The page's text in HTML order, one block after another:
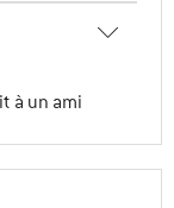
à un ami